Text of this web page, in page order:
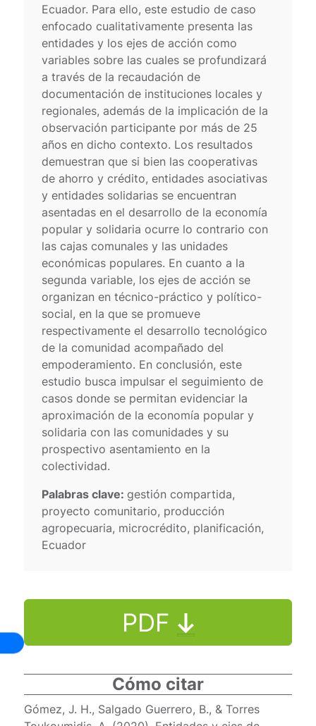
Ecuador. Para ello, este estudio de caso
enfocado cualitativamente presenta las
entidades y los ejes de acción como
variables sobre las cuales se profundizará
a través de la recaudación de
documentación de instituciones locales y
regionales, además de la implicación de la
observación participante por más de 25
años en dicho contexto. Los resultados
demuestran que si bien las cooperativas
de ahorro y crédito, entidades asociativas
y entidades solidarias se encuentran
asentadas en el desarrollo de la economía
popular y solidaria ocurre lo contrario con
las cajas comunales y las unidades
económicas populares. En cuanto a la
segunda variable, los ejes de acción se
organizan en técnico-práctico y político-
social, en la que se promueve
respectivamente el desarrollo tecnológico
de la comunidad acompañado del
empoderamiento. En conclusión, este
estudio busca impulsar el seguimiento de
casos donde se permitan evidenciar la
aproximación de la economía popular y
solidaria con las comunidades y su
prospectivo asentamiento en la
colectividad.
Palabras clave:gestión compartida,
proyecto comunitario, producción
agropecuaria, microcrédito, planificación,
Ecuador
PDF
Cómo citar
Gómez, J. H., Salgado Guerrero, B., & Torres